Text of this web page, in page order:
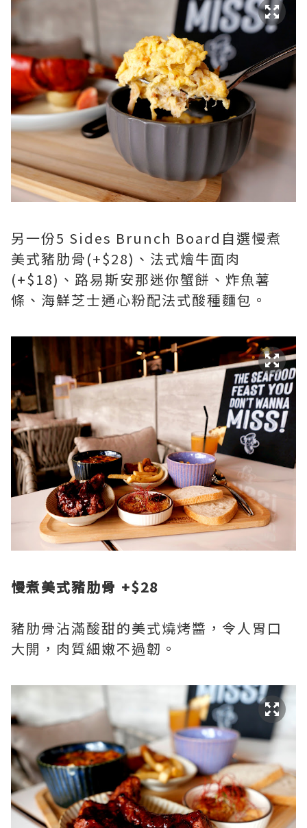
另一份5 Sides Brunch Board自選慢煮
美式豬肋骨(+$28)、法式燴牛面肉
(+$18)、路易斯安那迷你蟹餅、炸魚薯
條、海鮮芝士通心粉配法式酸種麵包。
慢煮美式豬肋骨 +$28
豬肋骨沾滿酸甜的美式燒烤醬，令人胃口
大開，肉質細嫩不過韌。